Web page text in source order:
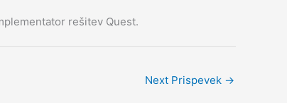
rešitev Quest.
Next Prispevek →